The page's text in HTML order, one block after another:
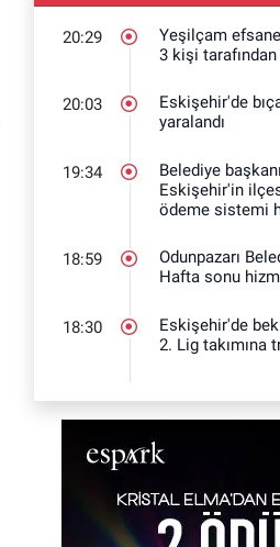
20:29
Yeşilçam
3 kişi
20:03
Eskişehir'de
yaralandı
19:34
Belediye
Eskişehir'in
ödeme sistemi
18:59
Odunpazarı
Hafta sonu
18:30
Eskişehir'de
2. Lig takımına